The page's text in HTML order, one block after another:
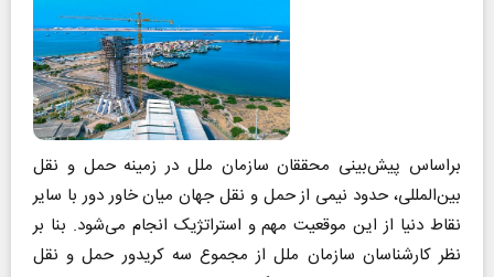
براساس پیش‌بینی محققان سازمان ملل در زمینه حمل و نقل
بین‌المللی، حدود نیمی از حمل و نقل جهان میان خاور‌ دور با سایر
نقاط دنیا از این موقعیت مهم و استراتژیک انجام می‌شود. بنا بر
نظر کارشناسان سازمان ملل از مجموع سه کریدور حمل و نقل